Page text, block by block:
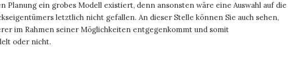
Planung ein grobes Modell existiert, denn ansonsten wäre eine Auswahl auf die
letztlich nicht gefallen. An dieser Stelle können Sie auch sehen,
im Rahmen seiner Möglichkeiten entgegenkommt und somit
oder nicht.